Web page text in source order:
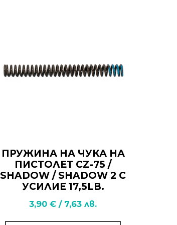
ПРУЖИНА НА ЧУКА НА
ПИСТОЛЕТ CZ-75 /
SHADOW / SHADOW 2 С
УСИЛИЕ 17,5LB.
3,90€ / 7,63лв.